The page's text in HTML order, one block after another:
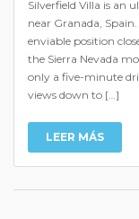
Silverfield Villa is an
near Granada,
enviable position
the Sierra Nevada
only a five-minute
views down to […]
LEER MÁS